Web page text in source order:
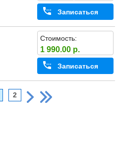
Записаться
Стоимость:
1 990.00 р.
Записаться
2